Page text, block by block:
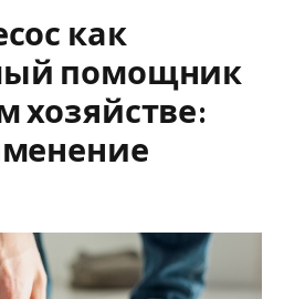
как
помощник
хозяйстве: